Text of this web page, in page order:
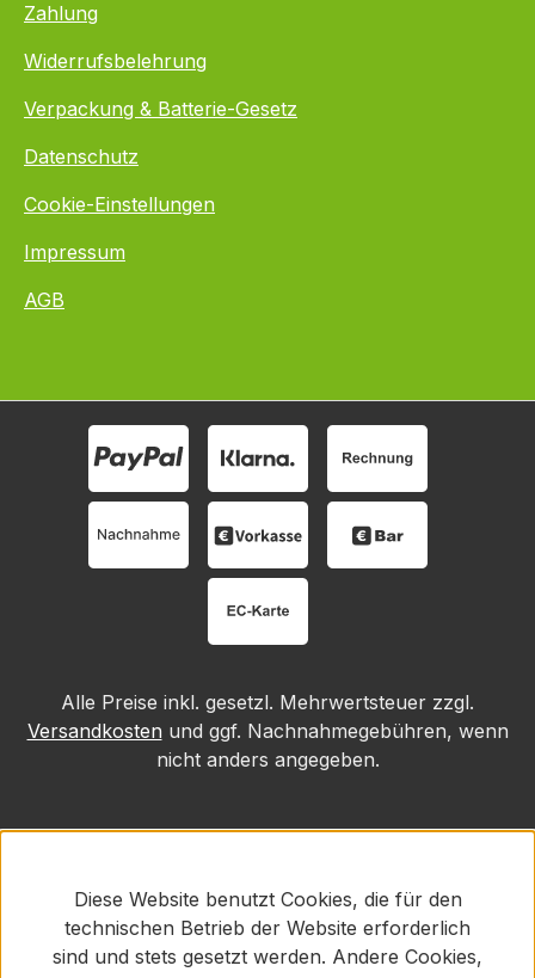
Zahlung
Widerrufsbelehrung
Verpackung & Batterie-Gesetz
Datenschutz
Cookie-Einstellungen
Impressum
AGB
Alle Preise inkl. gesetzl. Mehrwertsteuer zzgl.
Versandkosten und ggf. Nachnahmegebühren, wenn
nicht anders angegeben.
Diese Website benutzt Cookies, die für den
technischen Betrieb der Website erforderlich
sind und stets gesetzt werden. Andere Cookies,